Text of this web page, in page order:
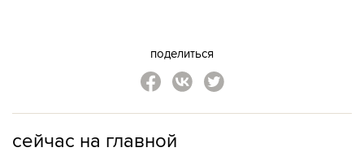
поделиться
сейчас на главной